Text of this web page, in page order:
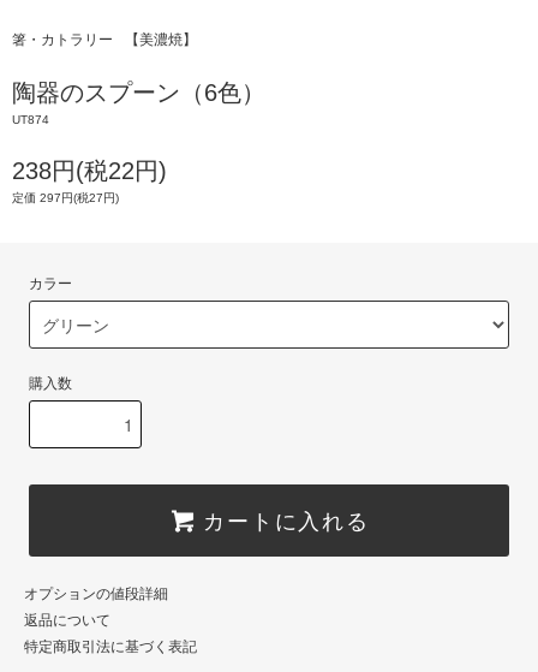
箸・カトラリー 【美濃焼】
陶器のスプーン（6色）
UT874
238円(税22円)
定価 297円(税27円)
カラー
購入数
カートに入れる
オプションの値段詳細
返品について
特定商取引法に基づく表記